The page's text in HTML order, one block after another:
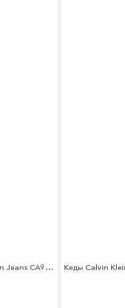
Кеды Calvin Klein Jeans Calvin Klein Jeans CA939AMCGTK3